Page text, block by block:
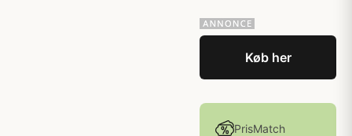
Køb her
PrisMatch